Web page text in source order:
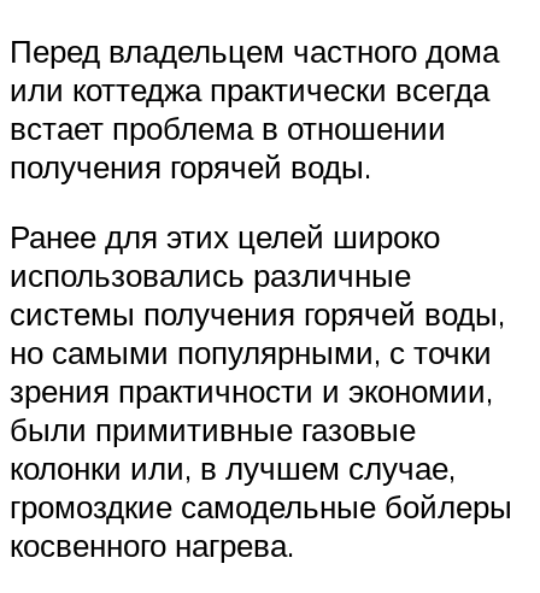
Перед владельцем частного дома
или коттеджа практически всегда
встает проблема в отношении
получения горячей воды.
Ранее для этих целей широко
использовались различные
системы получения горячей воды,
но самыми популярными, с точки
зрения практичности и экономии,
были примитивные газовые
колонки или, в лучшем случае,
громоздкие самодельные бойлеры
косвенного нагрева.